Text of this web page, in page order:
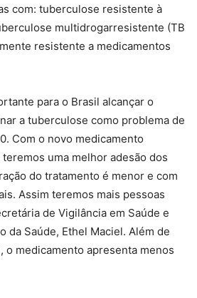
com: tuberculose resistente à
multidrogarresistente (TB
resistente a medicamentos
para o Brasil alcançar o
a tuberculose como problema de
Com o novo medicamento
uma melhor adesão dos
do tratamento é menor e com
Assim teremos mais pessoas
de Vigilância em Saúde e
da Saúde, Ethel Maciel. Além de
o medicamento apresenta menos